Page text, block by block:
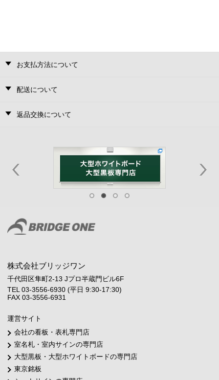
お支払方法について
配送について
返品交換について
株式会社ブリッジワン
千代田区隼町2-13 Jプロ半蔵門ビル6F
TEL 03-3556-6930 (平日 9:30-17:30)
FAX 03-3556-6931
運営サイト
会社の看板・表札専門店
室名札・室内サインの専門店
大型黒板・大型ホワイトボードの専門店
東京銘板